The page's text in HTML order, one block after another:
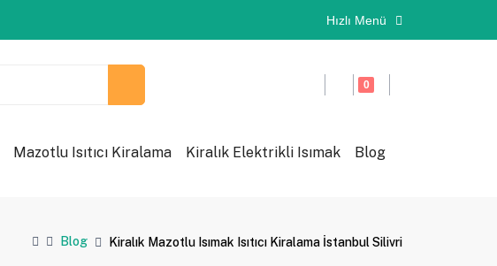
Hızlı Menü
0
Mazotlu Isıtıcı Kiralama Kiralık Elektrikli Isımak Blog
Blog Kiralık Mazotlu Isımak Isıtıcı Kiralama İstanbul Silivri